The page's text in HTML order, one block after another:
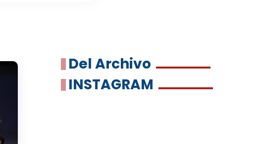
Del Archivo
INSTAGRAM